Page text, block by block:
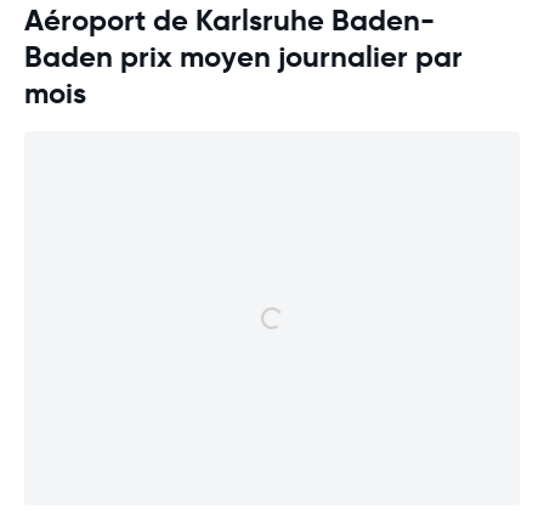
Aéroport de Karlsruhe Baden-
Baden prix moyen journalier par
mois